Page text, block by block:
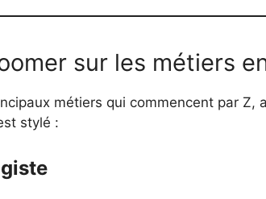
sur les métiers
métiers qui commencent par Z,
stylé :